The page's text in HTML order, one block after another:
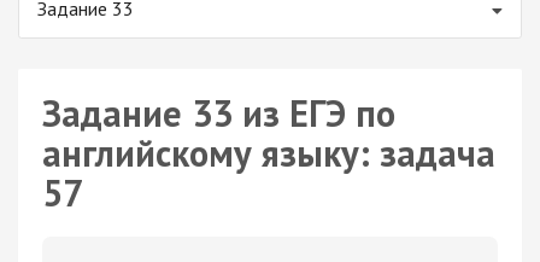
Задание 33
Задание 33 из ЕГЭ по
английскому языку: задача
57